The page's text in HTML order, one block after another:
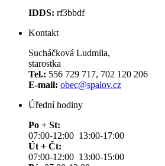
IDDS: rf3bbdf
Kontakt
Sucháčková Ludmila,
starostka
Tel.: 556 729 717, 702 120 206
E-mail: obec@spalov.cz
Úřední hodiny
Po + St:
07:00-12:00 13:00-17:00
Út + Čt:
07:00-12:00 13:00-15:00